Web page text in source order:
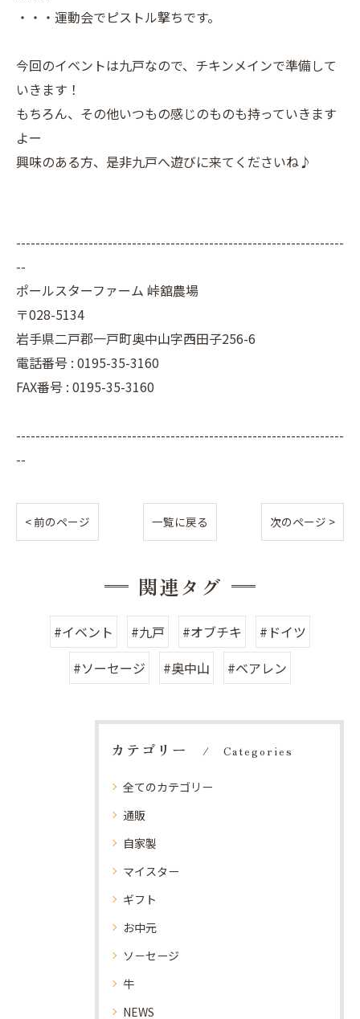
・・・運動会でピストル撃ちです。
今回のイベントは九戸なので、チキンメインで準備して
いきます！
もちろん、その他いつもの感じのものも持っていきます
よー
興味のある方、是非九戸へ遊びに来てくださいね♪
--------------------------------------------------------------------
--
ポールスターファーム 峠舘農場
〒028-5134
岩手県二戸郡一戸町奥中山字西田子256-6
電話番号 : 0195-35-3160
FAX番号 : 0195-35-3160
--------------------------------------------------------------------
--
< 前のページ 一覧に戻る 次のページ >
関連タグ
#イベント #九戸 #オブチキ
#ドイツ
#ソーセージ
#奥中山 #ベアレン
カテゴリー Categories
全てのカテゴリー
通販
自家製
マイスター
ギフト
お中元
ソ－セージ
牛
NEWS